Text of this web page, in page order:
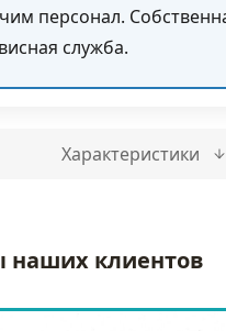
персонал.
служба.
Характеристики
наших клиентов